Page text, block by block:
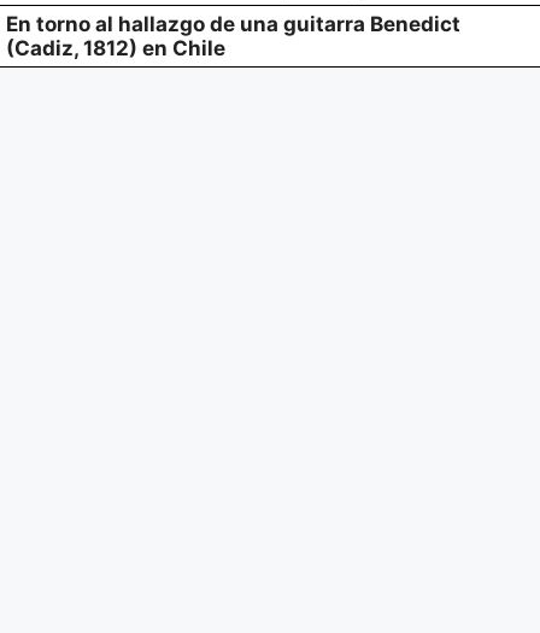
En torno al hallazgo de una guitarra Benedict
(Cadiz, 1812) en Chile